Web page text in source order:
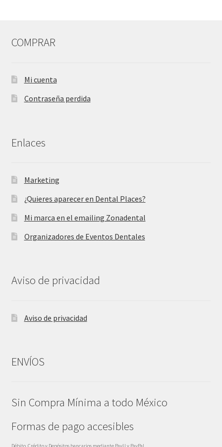
COMPRAR
Mi cuenta
Contraseña perdida
Enlaces
Marketing
¿Quieres aparecer en Dental Places?
Mi marca en el emailing Zonadental
Organizadores de Eventos Dentales
Aviso de privacidad
Aviso de privacidad
ENVÍOS
Sin Compra Mínima a todo México
Formas de pago accesibles
Débito, Crédito y Depósitos bancarios mediante PayU y PayPal